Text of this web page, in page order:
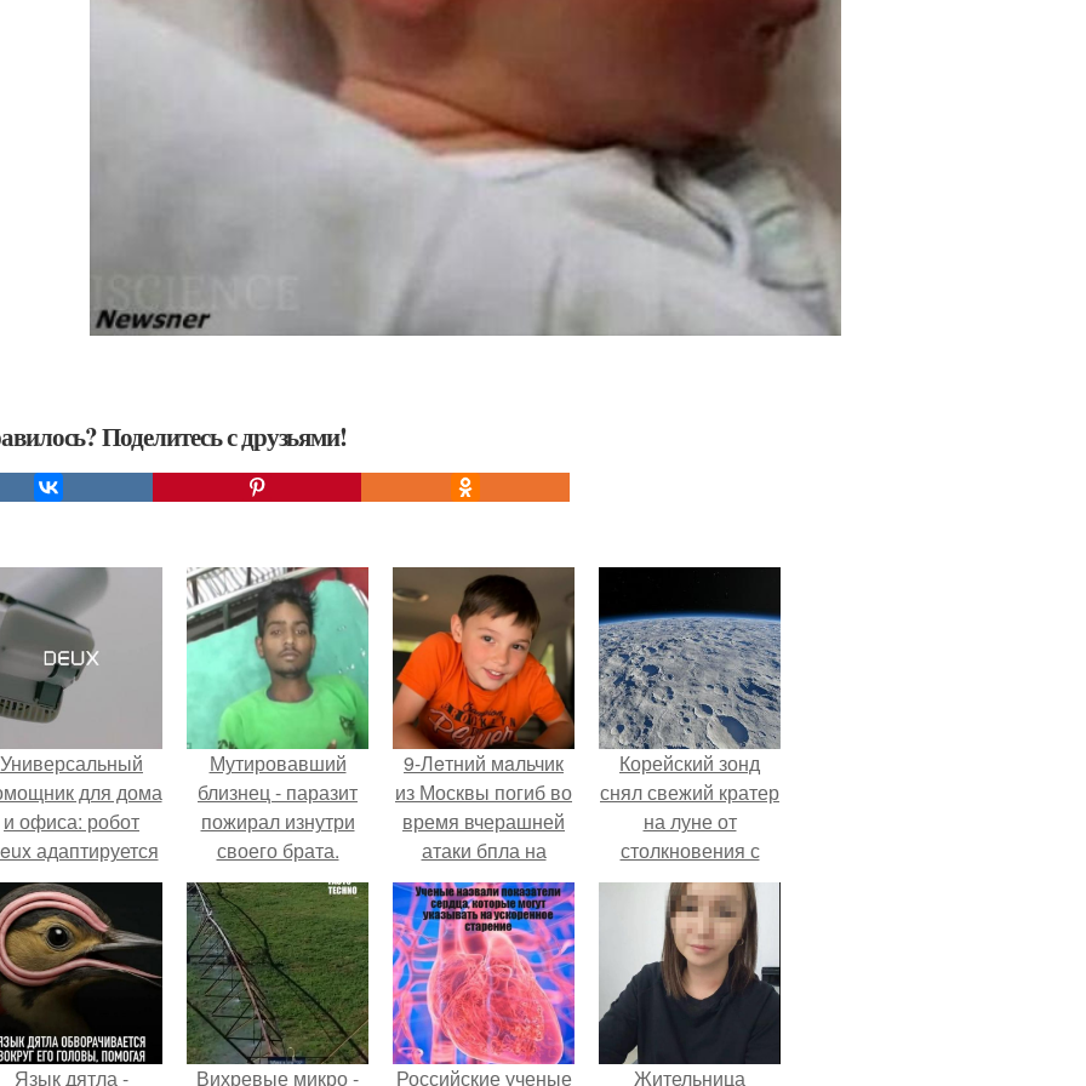
Поделитесь с друзьями!
Универсальный
для дома
и офиса: робот
адаптируется
задачам.
Мутировавший
близнец - паразит
пожирал изнутри
своего брата.
9-Лeтний мaльчик
из Москвы погиб во
время вчерашней
атаки бпла на
пляже под
Геленджиком.
Корейский зонд
снял свежий кратер
на луне от
столкновения с
обломком Falcon 9.
Язык дятла - Вихревые микро - Российские ученые Жительница